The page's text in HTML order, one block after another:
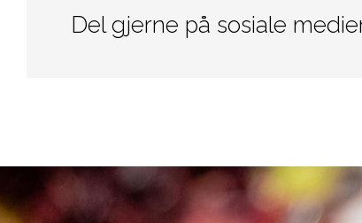
Del gjerne på sosiale